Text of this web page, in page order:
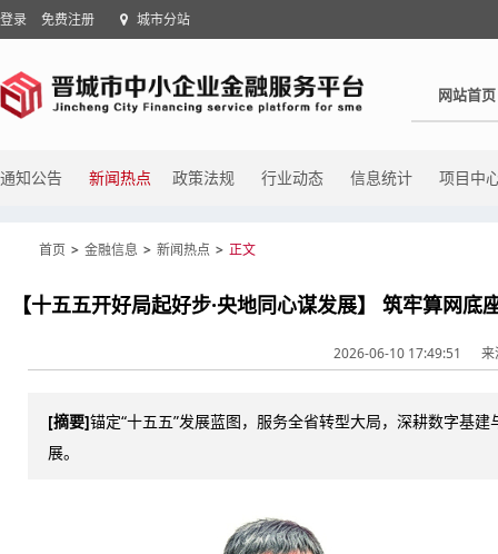
登录 免费注册 城市分站
网站首页
通知公告 新闻热点 政策法规 行业动态 信息统计 项目中
首页 > 金融信息 > 新闻热点 > 正文
2026-06-10 17:49:51 来
[摘要]锚定“十五五”发展蓝图，服务全省转型大局，深耕数字基
展。